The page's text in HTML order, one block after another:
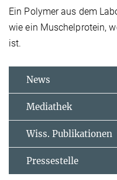
Ein Polymer aus dem
wie ein Muschelprotein,
ist.
News
Mediathek
Wiss. Publikationen
Pressestelle